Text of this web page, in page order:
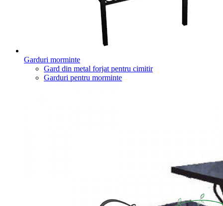
Garduri morminte
Gard din metal forjat pentru cimitir
Garduri pentru morminte